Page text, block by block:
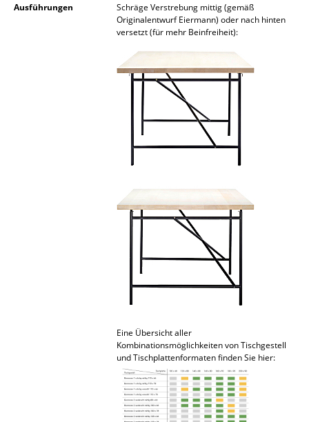
Kissen
Ausführungen
Schräge Verstrebung mittig (gemäß
Originalentwurf Eiermann) oder nach hinten
versetzt (für mehr Beinfreiheit):
Eine Übersicht aller
Kombinationsmöglichkeiten von Tischgestell
und Tischplattenformaten finden Sie hier: